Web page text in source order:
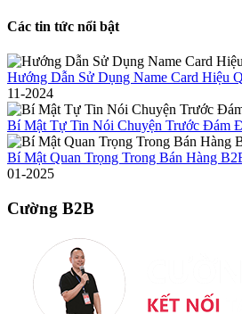
Các tin tức nổi bật
Hướng Dẫn Sử Dụng Name Card Hiệu
11-2024
Bí Mật Tự Tin Nói Chuyện Trước Đám
Bí Mật Quan Trọng Trong Bán Hàng
01-2025
Cường B2B